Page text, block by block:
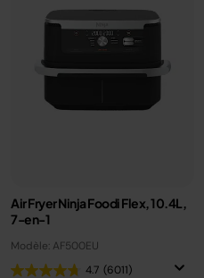
Air Fryer Ninja Foodi Flex, 10.4L,
7-en-1
Modèle: AF500EU
4.7 (6011)